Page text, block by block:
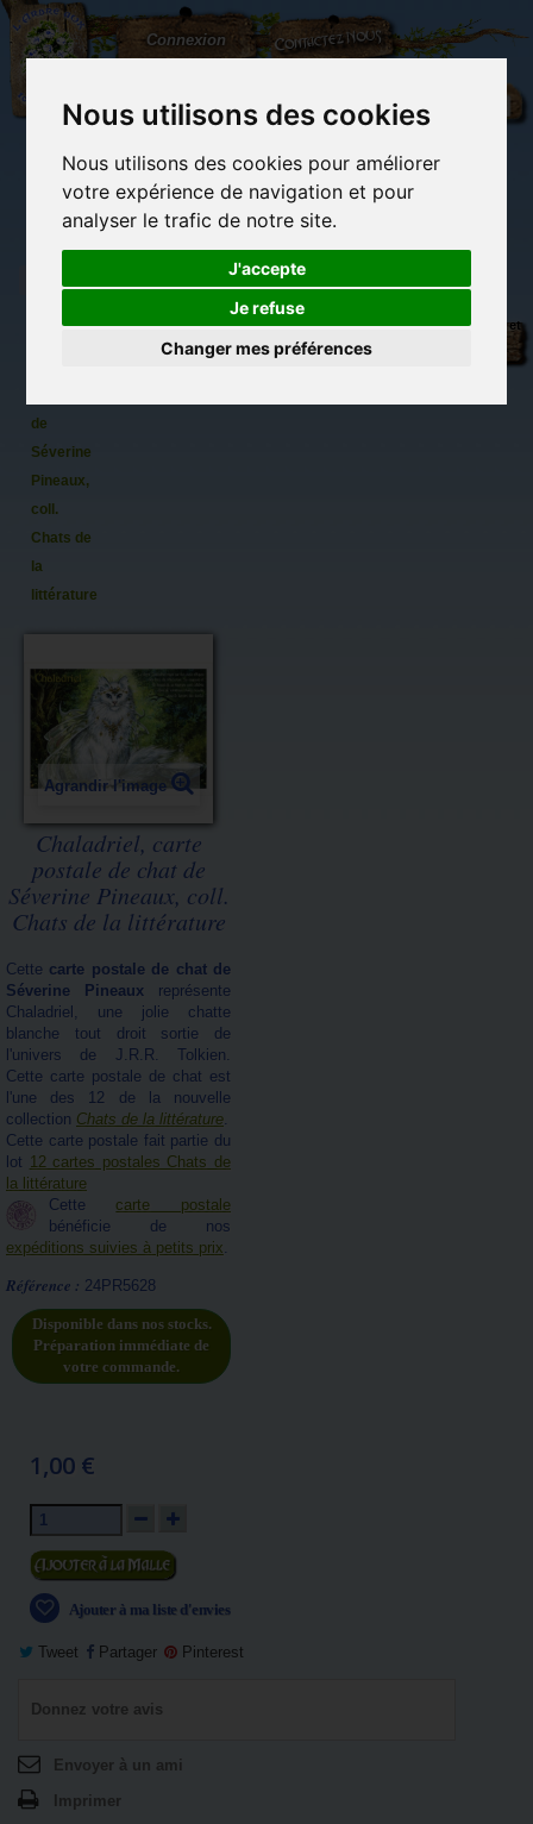
Nous utilisons des cookies
Nous utilisons des cookies pour améliorer
votre expérience de navigation et pour
analyser le trafic de notre site.
J'accepte
Je refuse
Changer mes préférences
L'Arbre
aux
100.000
Connexion Contactez-nous
(vide)
Librairie des
Carterie
originale
Activités
détente et jeux
Objets déco et
de
Séverine
Pineaux,
coll.
Chats de
la
littérature
Agrandir l'image
Chaladriel, carte
postale de chat de
Séverine Pineaux, coll.
Chats de la littérature
Cette carte postale de chat de
Séverine Pineaux représente
Chaladriel, une jolie chatte
blanche tout droit sortie de
l'univers de J.R.R. Tolkien.
Cette carte postale de chat est
l'une des 12 de la nouvelle
collection Chats de la littérature.
Cette carte postale fait partie du
lot 12 cartes postales Chats de
la littérature
Cette carte postale
bénéficie de nos
expéditions suivies à petits prix.
Référence : 24PR5628
Disponible dans nos stocks.
Préparation immédiate de
votre commande.
1,00 €
Ajouter au panier
Ajouter à ma liste d'envies
Tweet Partager Pinterest
Donnez votre avis
Envoyer à un ami
Imprimer